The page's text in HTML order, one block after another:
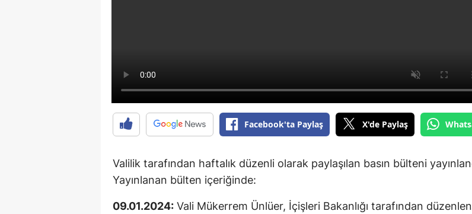
Facebook'ta Paylaş X'de Paylaş
Valilik tarafından haftalık düzenli olarak paylaşılan basın bülteni
Yayınlanan bülten içeriğinde:
09.01.2024: Vali Mükerrem Ünlüer, İçişleri Bakanlığı tarafından